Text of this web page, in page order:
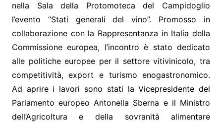
nella Sala della Protomoteca del Campidoglio
l’evento “Stati generali del vino”. Promosso in
collaborazione con la Rappresentanza in Italia della
Commissione europea, l’incontro è stato dedicato
alle politiche europee per il settore vitivinicolo, tra
competitività, export e turismo enogastronomico.
Ad aprire i lavori sono stati la Vicepresidente del
Parlamento europeo Antonella Sberna e il Ministro
dell’Agricoltura e della sovranità alimentare